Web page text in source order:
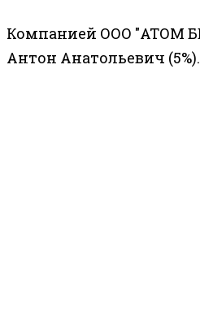
Компанией ООО "АТОМ
Антон Анатольевич